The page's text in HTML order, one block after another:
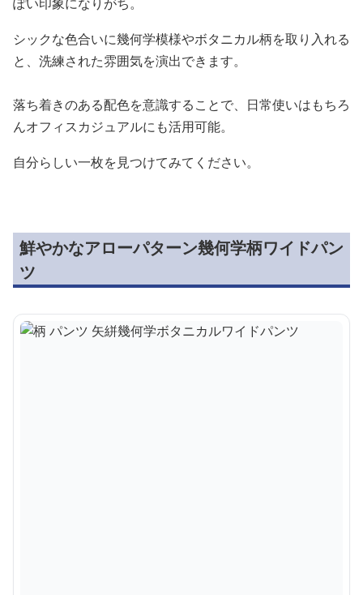
シックな色合いに幾何学模様やボタニカル柄を取り入れる
と、洗練された雰囲気を演出できます。
落ち着きのある配色を意識することで、日常使いはもちろ
んオフィスカジュアルにも活用可能。
自分らしい一枚を見つけてみてください。
鮮やかなアローパターン幾何学柄ワイドパン
ツ